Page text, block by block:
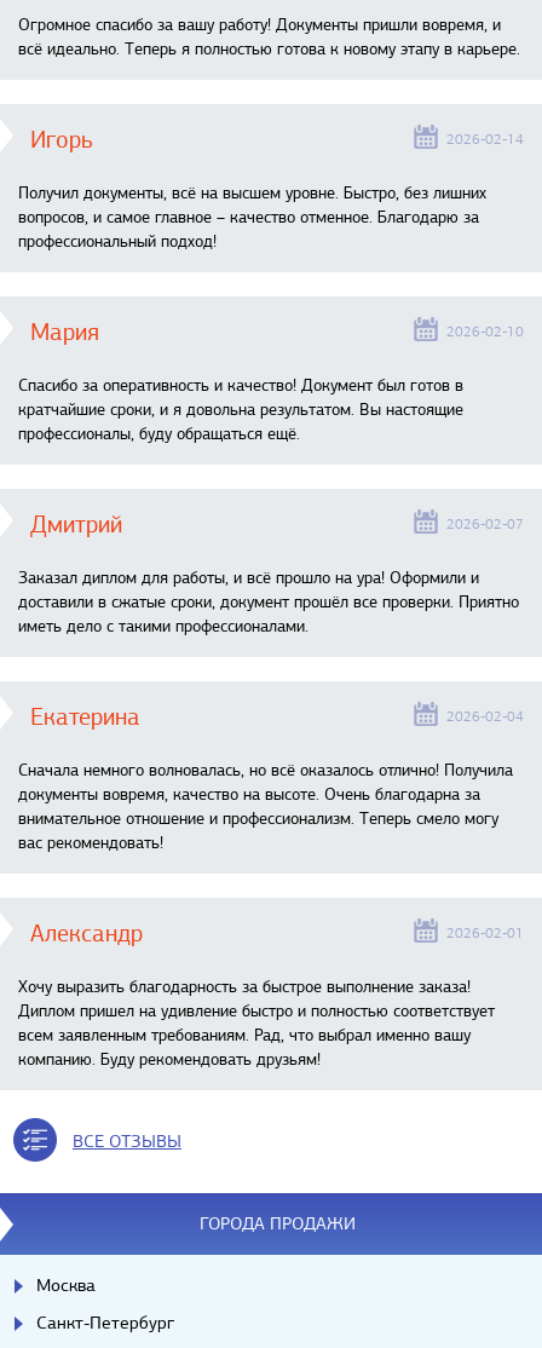
Огромное спасибо за вашу работу! Документы пришли вовремя, и
всё идеально. Теперь я полностью готова к новому этапу в карьере.
Игорь 2026-02-14
Получил документы, всё на высшем уровне. Быстро, без лишних
вопросов, и самое главное – качество отменное. Благодарю за
профессиональный подход!
Мария 2026-02-10
Спасибо за оперативность и качество! Документ был готов в
кратчайшие сроки, и я довольна результатом. Вы настоящие
профессионалы, буду обращаться ещё.
Дмитрий 2026-02-07
Заказал диплом для работы, и всё прошло на ура! Оформили и
доставили в сжатые сроки, документ прошёл все проверки. Приятно
иметь дело с такими профессионалами.
Екатерина 2026-02-04
Сначала немного волновалась, но всё оказалось отлично! Получила
документы вовремя, качество на высоте. Очень благодарна за
внимательное отношение и профессионализм. Теперь смело могу
вас рекомендовать!
Александр 2026-02-01
Хочу выразить благодарность за быстрое выполнение заказа!
Диплом пришел на удивление быстро и полностью соответствует
всем заявленным требованиям. Рад, что выбрал именно вашу
компанию. Буду рекомендовать друзьям!
ВСЕ ОТЗЫВЫ
ГОРОДА ПРОДАЖИ
Москва
Санкт-Петербург